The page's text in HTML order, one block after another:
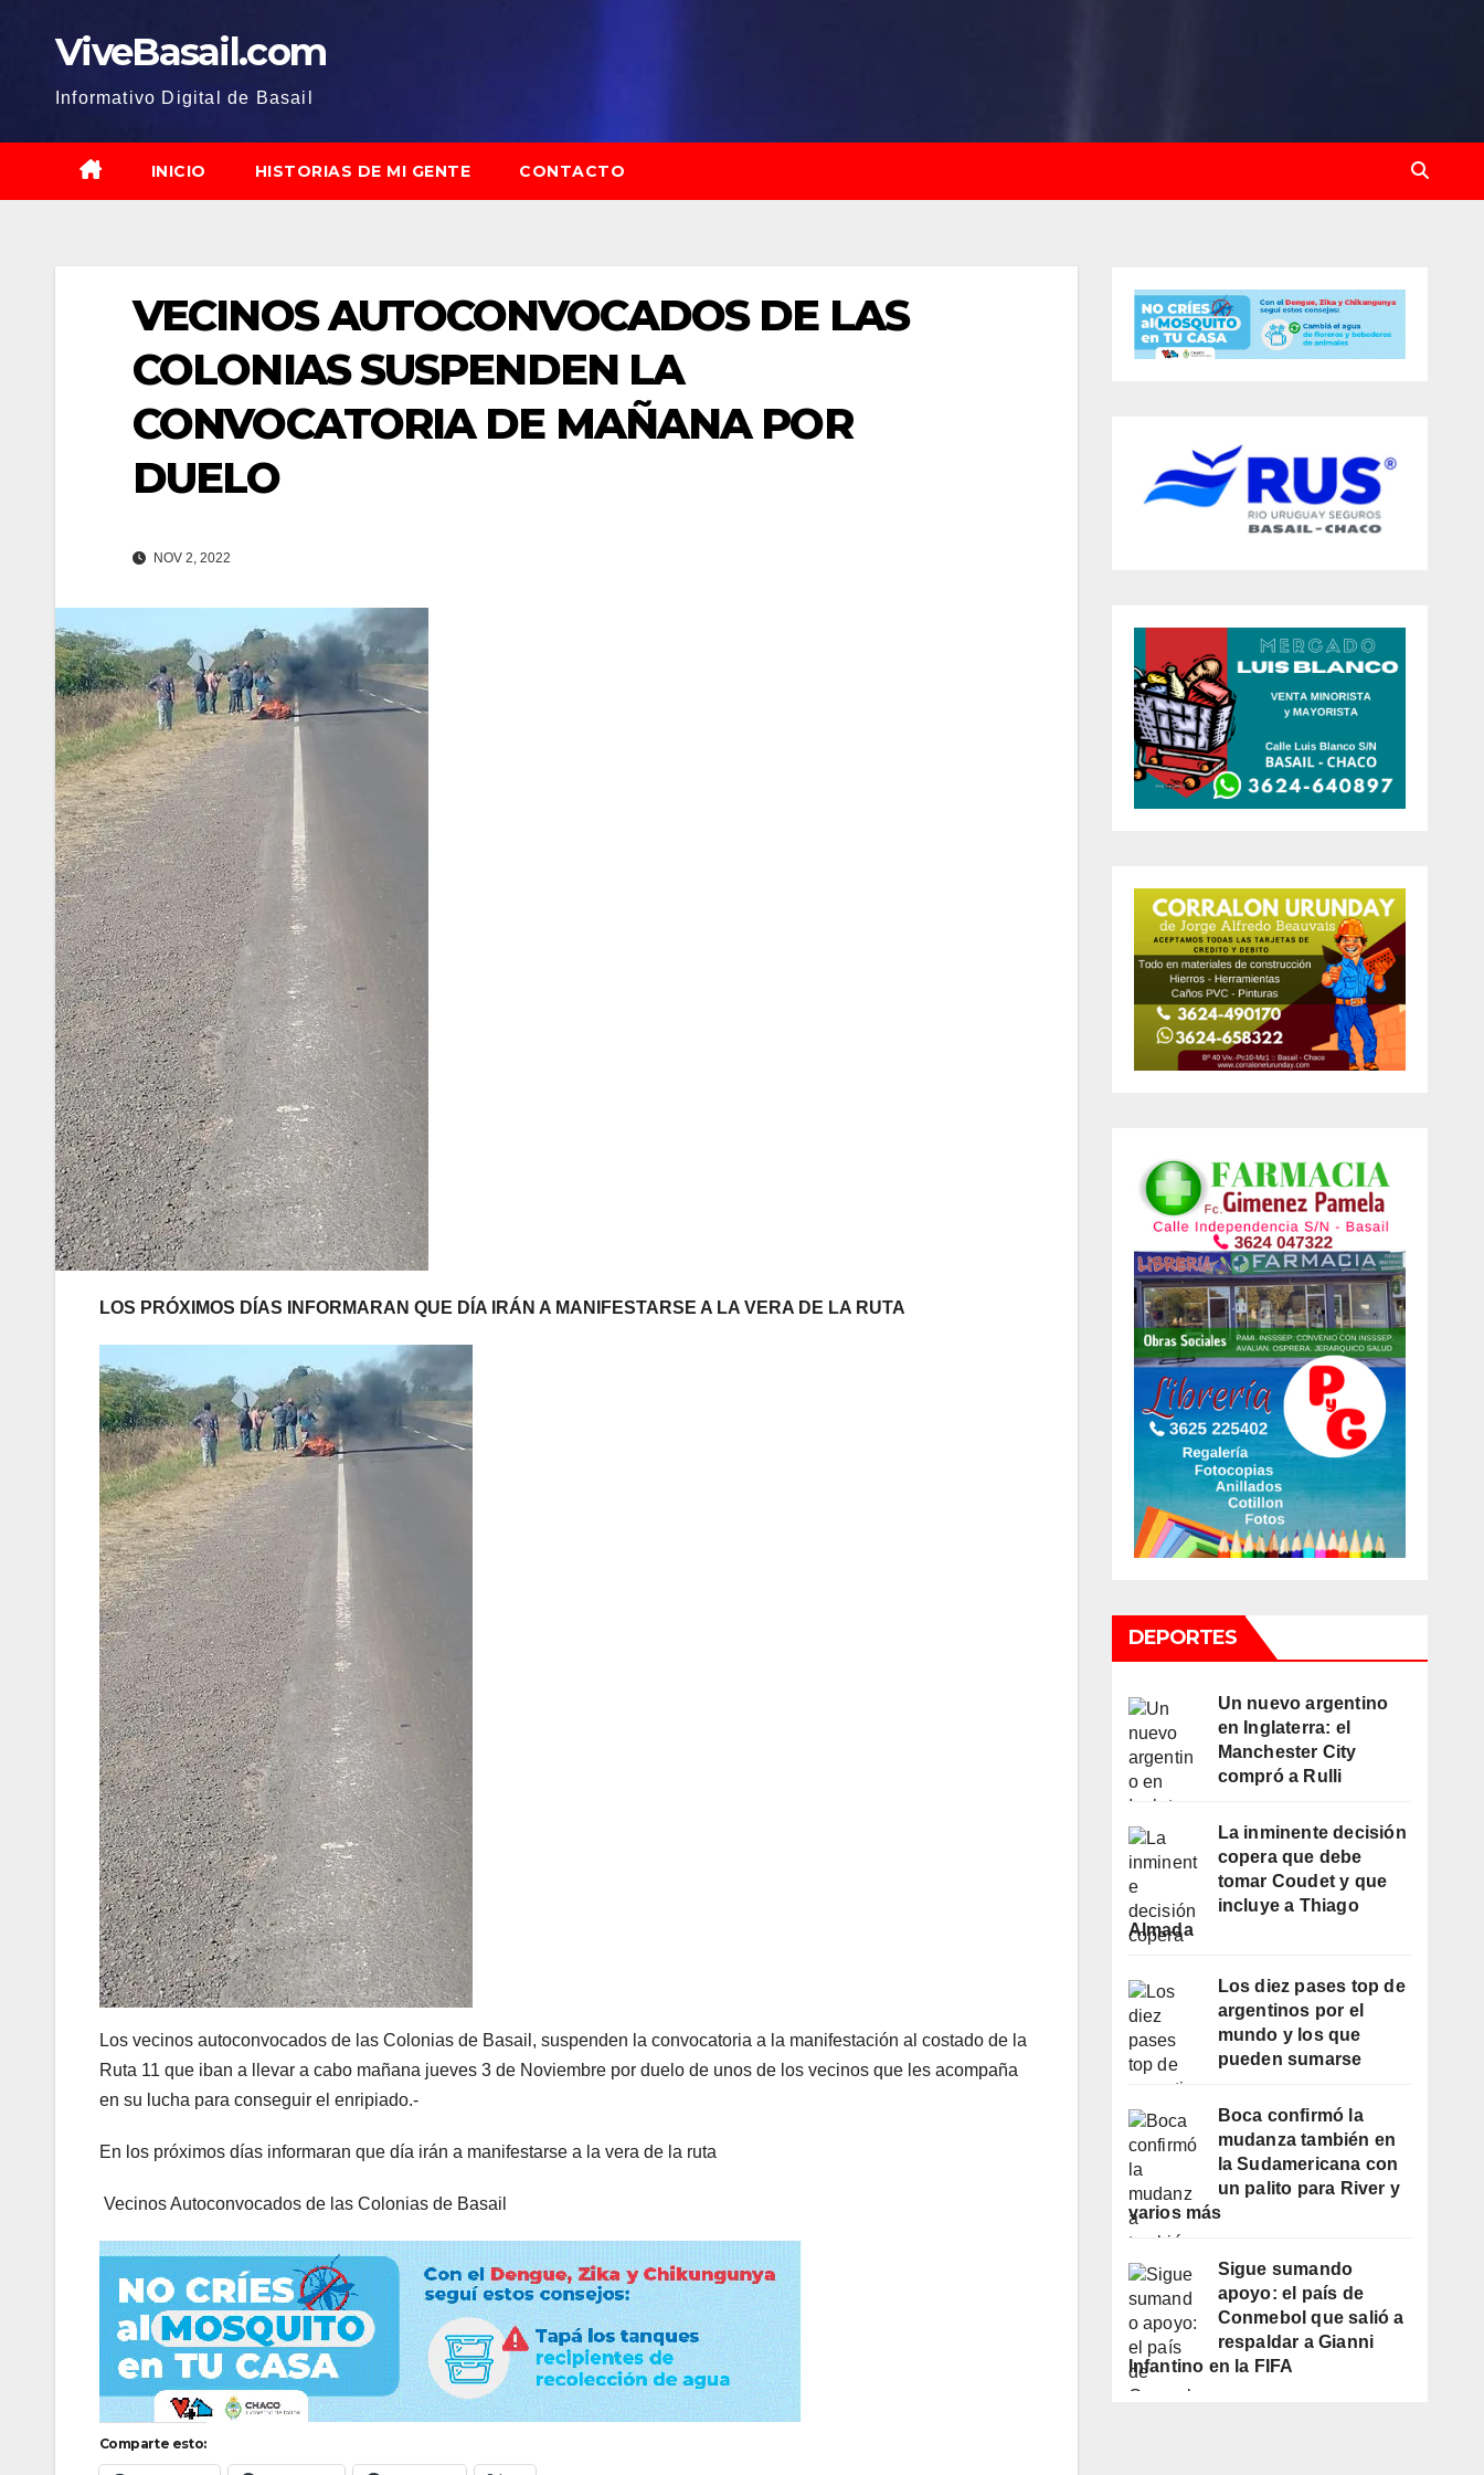
ViveBasail.com
Informativo Digital de Basail
INICIO HISTORIAS DE MI GENTE CONTACTO
VECINOS AUTOCONVOCADOS DE LAS
COLONIAS SUSPENDEN LA
CONVOCATORIA DE MAÑANA POR
DUELO
NOV 2, 2022
LOS PRÓXIMOS DÍAS INFORMARAN QUE DÍA IRÁN A MANIFESTARSE A LA VERA DE LA RUTA
Los vecinos autoconvocados de las Colonias de Basail, suspenden la convocatoria a la manifestación al costado de la
Ruta 11 que iban a llevar a cabo mañana jueves 3 de Noviembre por duelo de unos de los vecinos que les acompaña
en su lucha para conseguir el enripiado.-
En los próximos días informaran que día irán a manifestarse a la vera de la ruta
Vecinos Autoconvocados de las Colonias de Basail
Comparte esto:
DEPORTES
Un nuevo argentino
en Inglaterra: el
Manchester City
compró a Rulli
La inminente decisión
copera que debe
tomar Coudet y que
incluye a Thiago
Almada
Los diez pases top de
argentinos por el
mundo y los que
pueden sumarse
Boca confirmó la
mudanza también en
la Sudamericana con
un palito para River y
varios más
Sigue sumando
apoyo: el país de
Conmebol que salió a
respaldar a Gianni
Infantino en la FIFA